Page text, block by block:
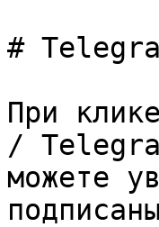
#
При
/
можете